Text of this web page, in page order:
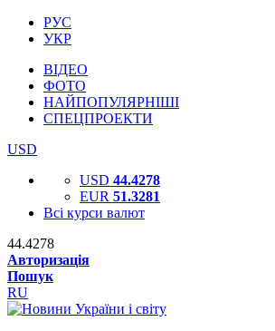
РУС
УКР
ВІДЕО
ФОТО
НАЙПОПУЛЯРНІШІ
СПЕЦПРОЕКТИ
USD
USD 44.4278
EUR 51.3281
Всі курси валют
44.4278
Авторизація
Пошук
RU